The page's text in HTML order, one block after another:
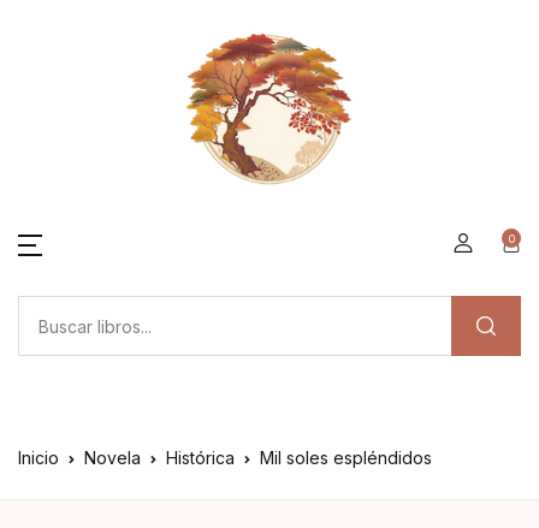
0
Inicio Novela Histórica Mil soles espléndidos